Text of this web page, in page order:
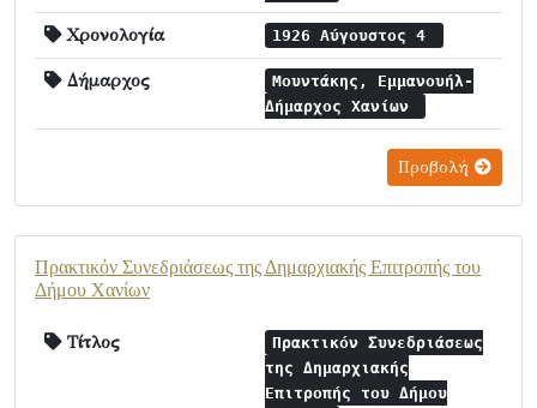
Χρονολογία 1926 Αύγουστος 4
Δήμαρχος
Μουντάκης, Εμμανουήλ-
Δήμαρχος Χανίων
Προβολή
Πρακτικόν Συνεδριάσεως της Δημαρχιακής Επιτροπής του
Δήμου Χανίων
Τίτλος
Πρακτικόν Συνεδριάσεως
της Δημαρχιακής
Επιτροπής του Δήμου